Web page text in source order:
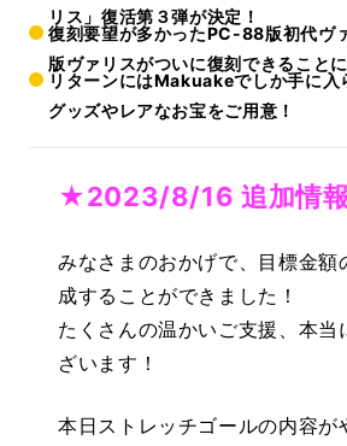
リス」復活第３弾が決定！
復刻要望が多かったPC-88版初代ヴ
版ヴァリスがついに復刻できることに
リターンにはMakuakeでしか手に入
グッズやレアなお宝をご用意！
★2023/8/16 追加情報
みなさまのおかげで、目標金
成することができました！
たくさんの温かいご支援、本当
ざいます！
本日ストレッチゴールの内容が